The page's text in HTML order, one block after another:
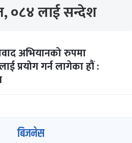
०८४ लाई सन्देश
अभियानको रुपमा
प्रयोग गर्न लागेका हौं :
बिजनेस